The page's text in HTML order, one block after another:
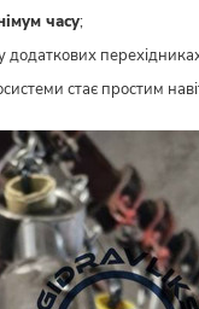
часу;
додаткових
стає простим